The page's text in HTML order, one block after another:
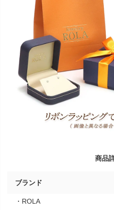
商品
ブランド
・ROLA